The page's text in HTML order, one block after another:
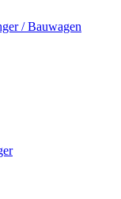
/ Bauwagen